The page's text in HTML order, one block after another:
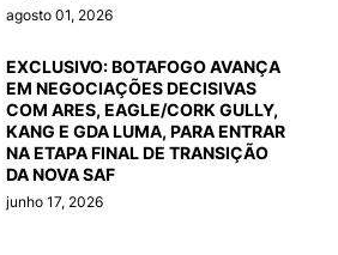
agosto 01, 2026
EXCLUSIVO: BOTAFOGO AVANÇA
EM NEGOCIAÇÕES DECISIVAS
COM ARES, EAGLE/CORK GULLY,
KANG E GDA LUMA, PARA ENTRAR
NA ETAPA FINAL DE TRANSIÇÃO
DA NOVA SAF
junho 17, 2026